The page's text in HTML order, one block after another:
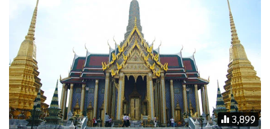
และทรงพระกรุณาโปรดเกล้าฯ ให้พิมพ์พระธรรมเทศนา
พระราชทานในวโรกาสพิเศษ ถวายแด่ท่านเจ้าพระคุณสมเด็จฯ
3,899